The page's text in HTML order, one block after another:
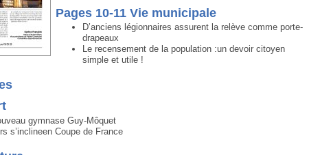
Pages 10-11 Vie municipale
D’anciens légionnaires assurent la relève comme porte-
drapeaux
Le recensement de la population :un devoir citoyen
simple et utile !
gymnase Guy-Môquet
s’inclineen Coupe de France